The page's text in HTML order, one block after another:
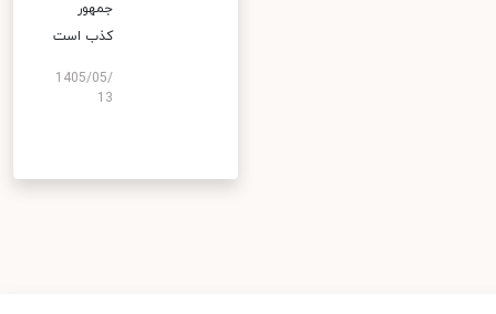
جمهور
کذب است
1405/05/
13